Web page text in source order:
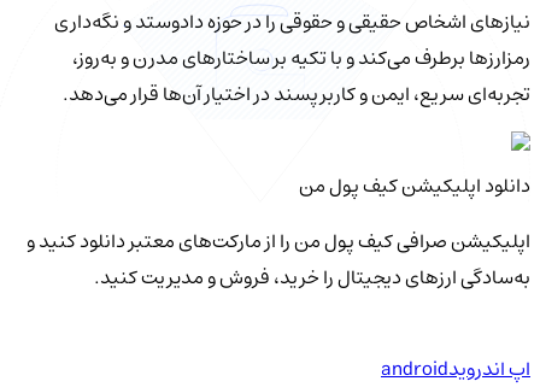
نیازهای اشخاص حقیقی و حقوقی را در حوزه دادوستد و نگه‌داری
رمزارزها برطرف می‌کند و با تکیه بر ساختارهای مدرن و به‌روز،
تجربه‌ای سریع، ایمن و کاربرپسند در اختیار آن‌ها قرار می‌دهد.
دانلود اپلیکیشن کیف‌ پول من
اپلیکیشن صرافی کیف پول من را از مارکت‌های معتبر دانلود کنید و
به‌سادگی ارزهای دیجیتال را خرید، فروش و مدیریت کنید.
اپ اندرویدandroid